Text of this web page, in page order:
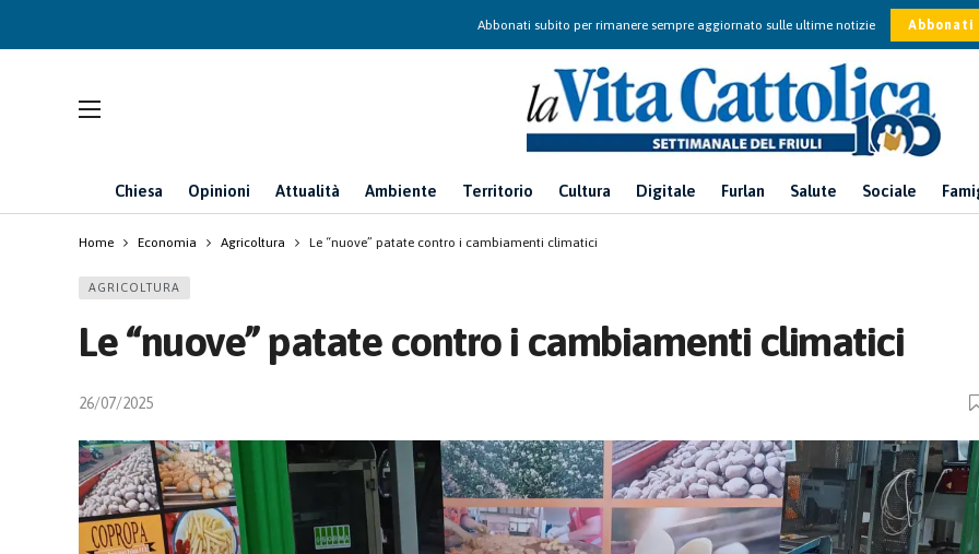
Abbonati subito per rimanere sempre aggiornato sulle ultime notizie Abbonati
Chiesa Opinioni Attualità Ambiente Territorio Cultura Digitale Furlan Salute Sociale
Home Economia Agricoltura Le “nuove” patate contro i cambiamenti climatici
AGRICOLTURA
Le “nuove” patate contro i cambiamenti climatici
26/07/2025